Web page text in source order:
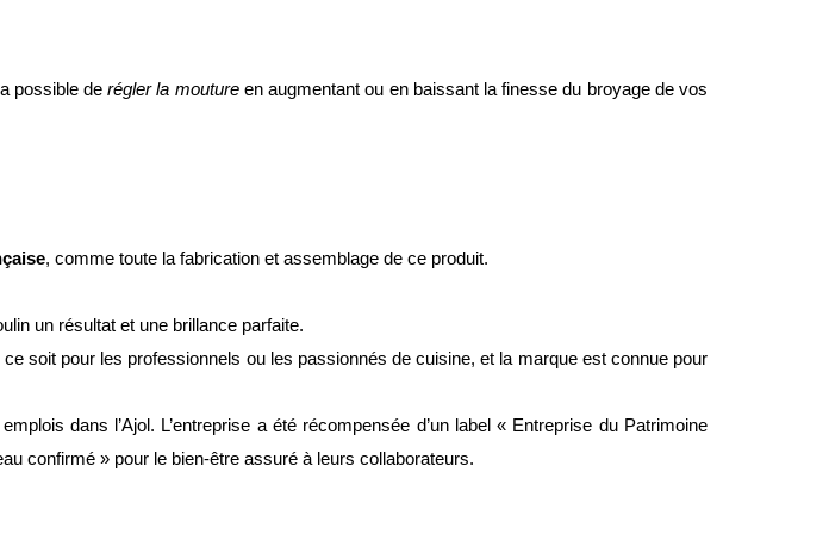
possible derégler la moutureen augmentant ou en baissant la finesse du broyage de vos
, comme toute la fabrication et assemblage de ce produit.
un résultat et une brillance parfaite.
soit pour les professionnels ou les passionnés de cuisine, et la marque est connue pour
dans l’Ajol. L’entreprise a été récompensée d’un label « Entreprise du Patrimoine
confirmé » pour le bien-être assuré à leurs collaborateurs.